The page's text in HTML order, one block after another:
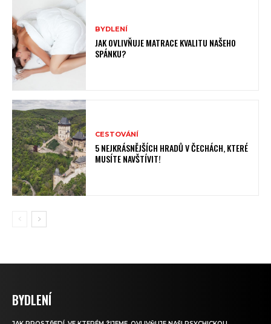
BYDLENÍ
JAK OVLIVŇUJE MATRACE KVALITU NAŠEHO
SPÁNKU?
CESTOVÁNÍ
5 NEJKRÁSNĚJŠÍCH HRADŮ V ČECHÁCH, KTERÉ
MUSÍTE NAVŠTÍVIT!
BYDLENÍ